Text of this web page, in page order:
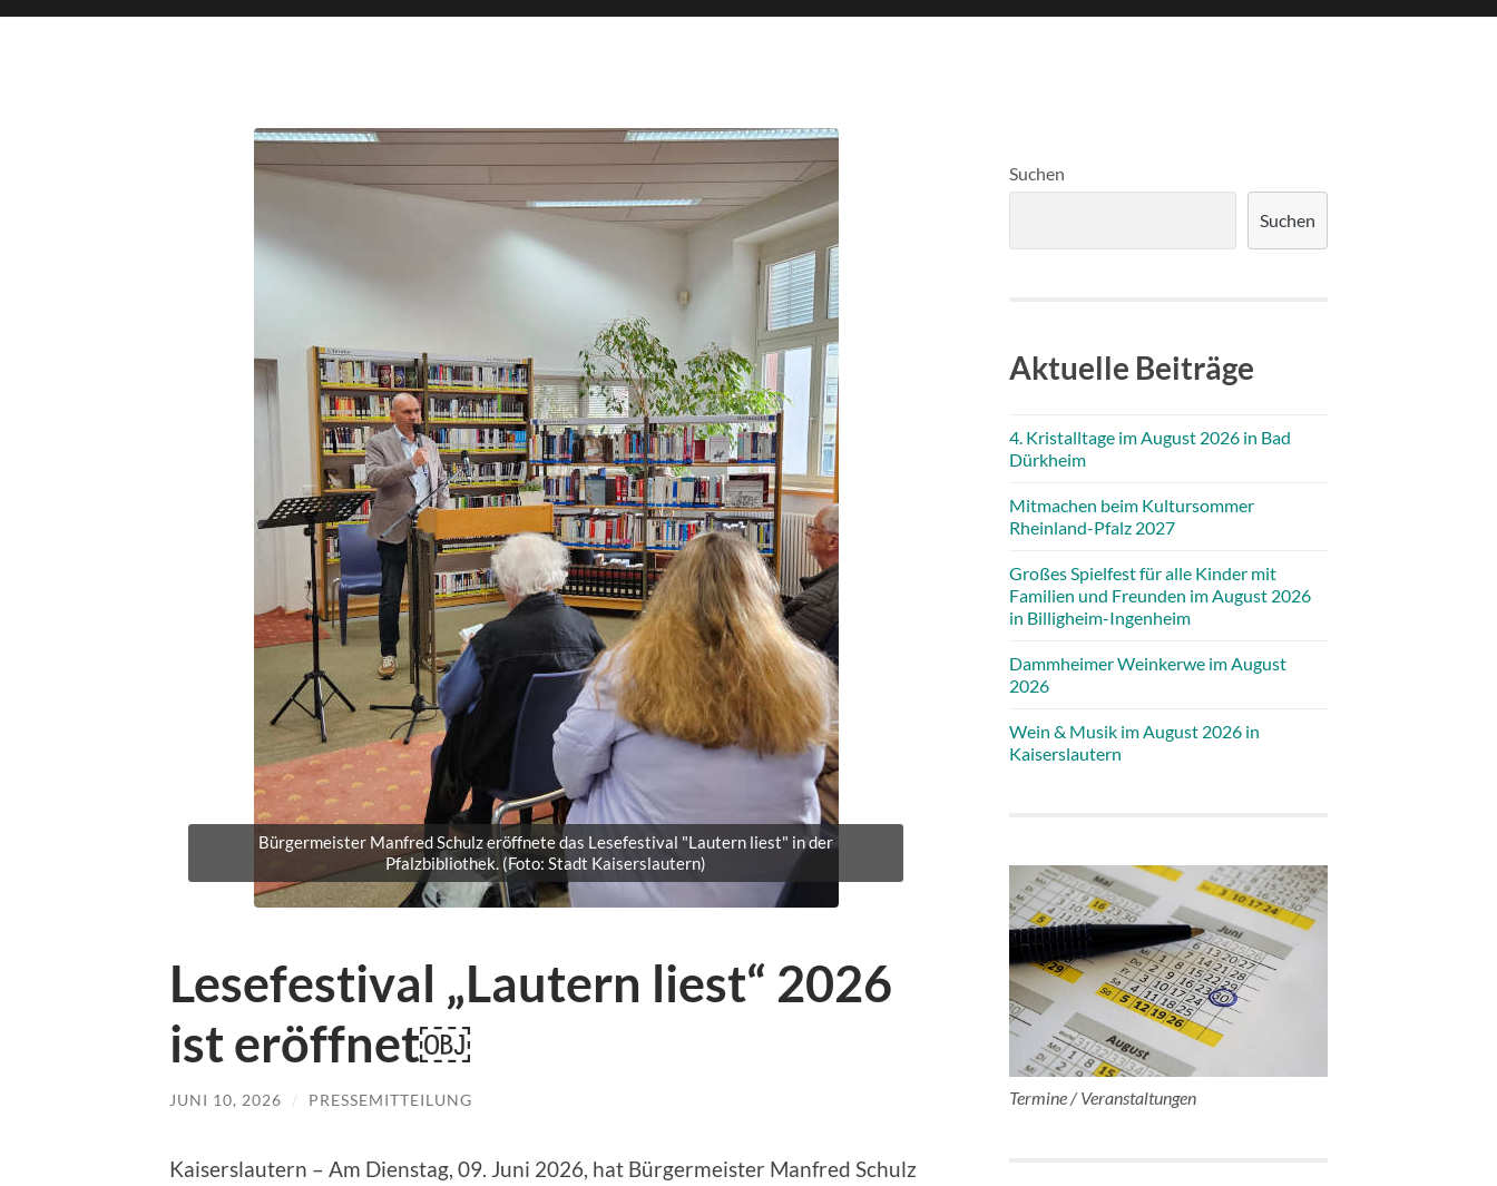
Bürgermeister Manfred Schulz eröffnete das Lesefestival "Lautern liest" in der
Pfalzbibliothek. (Foto: Stadt Kaiserslautern)
Lesefestival „Lautern liest“ 2026
ist eröffnet￼
JUNI 10, 2026 / PRESSEMITTEILUNG
Kaiserslautern – Am Dienstag, 09. Juni 2026, hat Bürgermeister Manfred Schulz
Suchen
Suchen
Aktuelle Beiträge
4. Kristalltage im August 2026 in Bad
Dürkheim
Mitmachen beim Kultursommer
Rheinland-Pfalz 2027
Großes Spielfest für alle Kinder mit
Familien und Freunden im August 2026
in Billigheim-Ingenheim
Dammheimer Weinkerwe im August
2026
Wein & Musik im August 2026 in
Kaiserslautern
Termine / Veranstaltungen